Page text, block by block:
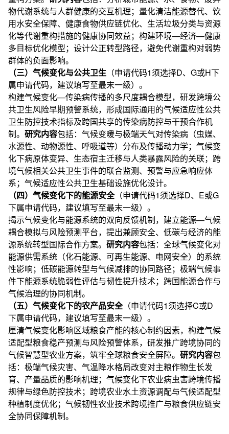
物代谢系统与人群健康的交互机理；量化清洁能源替代、饮
用水安全保障、健康食物供应链优化、生活垃圾分类与资源
化等代谢重构措施的健康协同效益；构建环境—经济—健康
多目标优化模型；设计公正转型路径，避免代谢重构对弱势
群体的负面影响。
（三）气候变化与公共卫生 （申请代码1须选择D、G或H下
属申请代码，建议填写至最末一级）。
构建气候变化—传染病传播的多尺度耦合模型，研发跨境公
共卫生风险早期预警系统，形成国际通用的气候适应性公共
卫生防控技术指标及跨国共享的传染病防控与干预合作机
制。 研究内容包括：气候变暖与极端天气对传染病（虫媒、
水源性、动物源性、呼吸道等）分布及传播动力学；气候变
化下病原体变异、生态宿主迁移与人类暴露风险的关联；跨
境气候相关公共卫生事件的联合监测、预警与应急响应体
系；气候适应性公共卫生基础设施优化设计。
（四）气候变化下的能源安全（申请代码1须选择D、E或G
下属申请代码，建议填写至最末一级）。
揭示气候变化与能源系统的双向反馈机制，建立能源—气候
耦合模拟与风险预测平台，提出兼顾安全、低碳与经济的能
源系统转型国际合作方案。 研究内容包括：全球气候变化对
能源供需系统（化石能源、可再生能源、电网安全）的系统
性影响；低碳能源转型与气候减排的协同路径；极端气候事
件下能源系统脆弱性评估与韧性提升技术；跨国能源合作与
气候治理的协同机制。
（五）气候变化下的农产品安全（申请代码1须选择C或D
下属申请代码，建议填写至最末一级）。
厘清气候变化影响区域粮食产能的核心制约因素，构建气候
适配型粮食稳产预测与风险预警体系，研发推广跨境协同的
气候智慧型农业方案，筑牢全球粮食安全屏障。 研究内容包
括：极端气候灾害、气温降水格局改变对主粮作物生长发
育、产量品质的影响机理；气候变化下农业病虫害跨境传播
规律与绿色防控技术；跨境农业水土资源调配与气候适配型
种植制度优化；气候韧性农业技术跨境推广与粮食供应链安
全协同保障机制。